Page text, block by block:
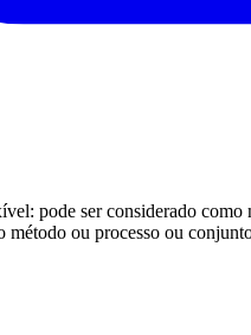
pode ser considerado
ou processo ou